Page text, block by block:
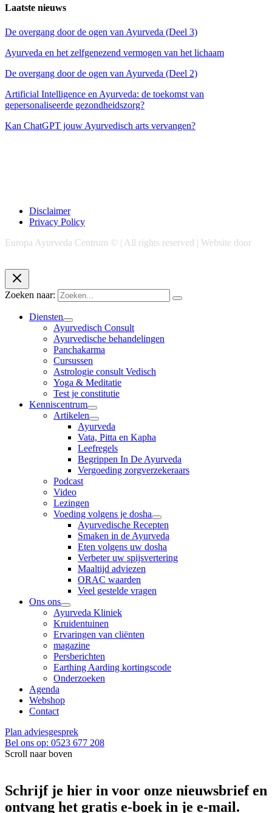
Laatste nieuws
De overgang door de ogen van Ayurveda (Deel 3)
Ayurveda en het zelfgenezend vermogen van het lichaam
De overgang door de ogen van Ayurveda (Deel 2)
Artificial Intelligence en Ayurveda: de toekomst van
gepersonaliseerde gezondheidszorg?
Kan ChatGPT jouw Ayurvedisch arts vervangen?
Disclaimer
Privacy Policy
Europa Ayurveda Centrum © | All rights reserved | Website door
Zoeken naar:
Diensten
Ayurvedisch Consult
Ayurvedische behandelingen
Panchakarma
Cursussen
Astrologie consult Vedisch
Yoga & Meditatie
Test je constitutie
Kenniscentrum
Artikelen
Ayurveda
Vata, Pitta en Kapha
Leefregels
Begrippen In De Ayurveda
Vergoeding zorgverzekeraars
Podcast
Video
Lezingen
Voeding volgens je dosha
Ayurvedische Recepten
Smaken in de Ayurveda
Eten volgens uw dosha
Verbeter uw spijsvertering
Maaltijd adviezen
ORAC waarden
Veel gestelde vragen
Ons ons
Ayurveda Kliniek
Kruidentuinen
Ervaringen van cliënten
magazine
Persberichten
Earthing Aarding kortingscode
Onderzoeken
Agenda
Webshop
Contact
Plan adviesgesprek
Bel ons op: 0523 677 208
Scroll naar boven
Schrijf je hier in voor onze nieuwsbrief en
ontvang het gratis e-boek in je e-mail.